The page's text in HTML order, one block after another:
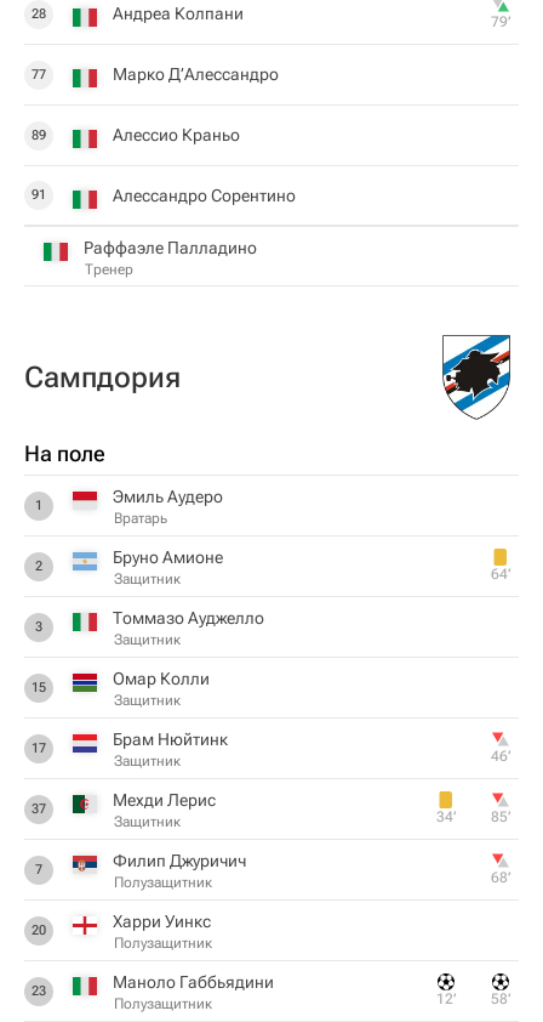
28 Андреа Колпани 79‎’‎
77 Марко Д’Алессандро
89 Алессио Краньо
91 Алессандро Сорентино
Раффаэле Палладино
Тренер
Сампдория
На поле
1 Эмиль Аудеро
Вратарь
2 Бруно Амионе
Защитник 64‎’‎
3 Томмазо Ауджелло
Защитник
15 Омар Колли
Защитник
17 Брам Нюйтинк
Защитник 46‎’‎
37 Мехди Лерис
Защитник 34‎’‎ 85‎’‎
7 Филип Джуричич
Полузащитник 68‎’‎
20 Харри Уинкс
Полузащитник
23 Маноло Габбьядини
Полузащитник 12‎’‎ 58‎’‎